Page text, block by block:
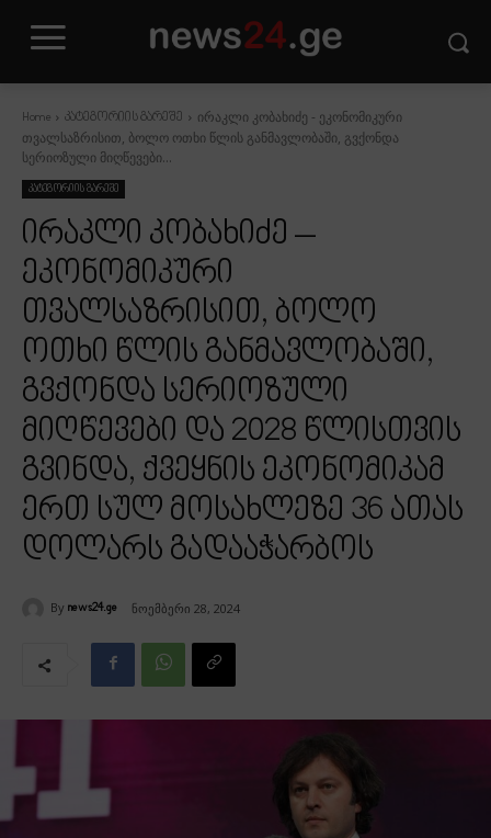
Home კატეგორიის გარეშე
ირაკლი კობახიძე - ეკონომიკური
თვალსაზრისით, ბოლო ოთხი წლის განმავლობაში, გვქონდა
სერიოზული მიღწევები...
კატეგორიის გარეშე
ირაკლი კობახიძე –
ეკონომიკური
თვალსაზრისით, ბოლო
ოთხი წლის განმავლობაში,
გვქონდა სერიოზული
მიღწევები და 2028 წლისთვის
გვინდა, ქვეყნის ეკონომიკამ
ერთ სულ მოსახლეზე 36 ათას
დოლარს გადააჭარბოს
By news24.ge ნოემბერი 28, 2024